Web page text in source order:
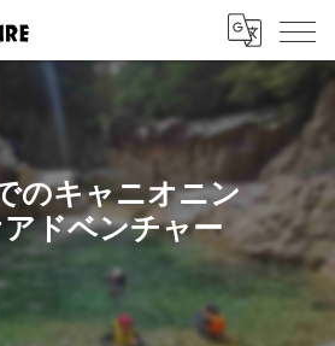
のキャニオニン
ドベンチャー